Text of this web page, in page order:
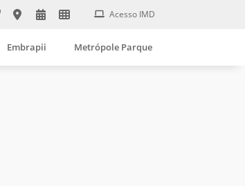
Acesso IMD
Embrapii Metrópole Parque